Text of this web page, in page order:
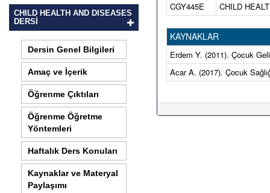
CHILD HEALTH AND DISEASES
DERSI
Dersin Genel Bilgileri
Amaç ve İçerik
Öğrenme Çıktıları
Öğrenme Öğretme
Yöntemleri
Haftalık Ders Konuları
Kaynaklar ve Materyal
Paylaşımı
CGY445E
CHILD
KAYNAKLAR
Erdem Y. (2011). Çocuk
Acar A. (2017). Çocuk